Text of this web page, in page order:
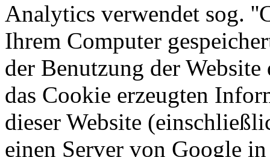
Analytics verwendet sog.
Ihrem Computer
der Benutzung der
das Cookie erzeugten
dieser Website
einen Server von Google